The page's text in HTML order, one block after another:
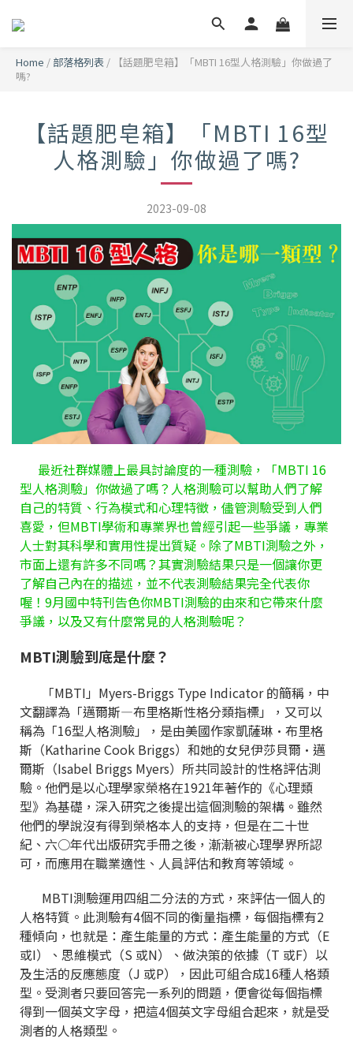
Home / 部落格列表 /
【話題肥皂箱】「MBTI 16型人格測驗」你做過了
嗎?
【話題肥皂箱】「MBTI 16型
人格測驗」你做過了嗎?
2023-09-08
最近社群媒體上最具討論度的一種測驗，「MBTI 16
型人格測驗」你做過了嗎？人格測驗可以幫助人們了解
自己的特質、行為模式和心理特徵，儘管測驗受到人們
喜愛，但MBTI學術和專業界也曾經引起一些爭議，專業
人士對其科學和實用性提出質疑。除了MBTI測驗之外，
市面上還有許多不同嗎？其實測驗結果只是一個讓你更
了解自己內在的描述，並不代表測驗結果完全代表你
喔！9月國中特刊告色你MBTI測驗的由來和它帶來什麼
爭議，以及又有什麼常見的人格測驗呢？
MBTI測驗到底是什麼？
「MBTI」Myers-Briggs Type Indicator 的簡稱，中
文翻譯為「邁爾斯―布里格斯性格分類指標」，又可以
稱為「16型人格測驗」，是由美國作家凱薩琳•布里格
斯（Katharine Cook Briggs）和她的女兒伊莎貝爾•邁
爾斯（Isabel Briggs Myers）所共同設計的性格評估測
驗。他們是以心理學家榮格在1921年著作的《心理類
型》為基礎，深入研究之後提出這個測驗的架構。雖然
他們的學說沒有得到榮格本人的支持，但是在二十世
紀、六○年代出版研究手冊之後，漸漸被心理學界所認
可，而應用在職業適性、人員評估和教育等領域。
MBTI測驗運用四組二分法的方式，來評估一個人的
人格特質。此測驗有4個不同的衡量指標，每個指標有2
種傾向，也就是：產生能量的方式：產生能量的方式（E
或I）、思維模式（S 或N）、做決策的依據（T 或F）以
及生活的反應態度（J 或P），因此可組合成16種人格類
型。受測者只要回答完一系列的問題，便會從每個指標
得到一個英文字母，把這4個英文字母組合起來，就是受
測者的人格類型。